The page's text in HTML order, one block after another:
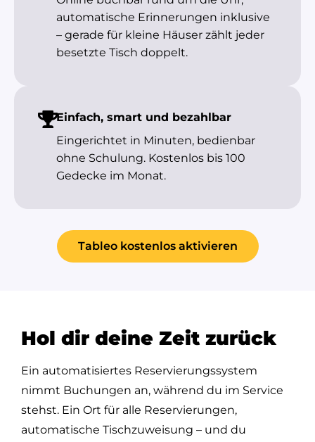
automatische Erinnerungen inklusive
– gerade für kleine Häuser zählt jeder
besetzte Tisch doppelt.
Einfach, smart und bezahlbar
Eingerichtet in Minuten, bedienbar
ohne Schulung. Kostenlos bis 100
Gedecke im Monat.
Tableo kostenlos aktivieren
Hol dir deine Zeit zurück
Ein automatisiertes Reservierungssystem
nimmt Buchungen an, während du im Service
stehst. Ein Ort für alle Reservierungen,
automatische Tischzuweisung – und du